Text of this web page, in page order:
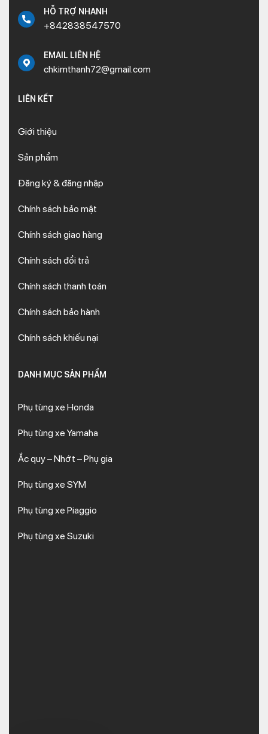
HỖ TRỢ NHANH
+842838547570
EMAIL LIÊN HỆ
chkimthanh72@gmail.com
LIÊN KẾT
Giới thiệu
Sản phẩm
Đăng ký & đăng nhập
Chính sách bảo mật
Chính sách giao hàng
Chính sách đổi trả
Chính sách thanh toán
Chính sách bảo hành
Chính sách khiếu nại
DANH MỤC SẢN PHẨM
Phụ tùng xe Honda
Phụ tùng xe Yamaha
Ắc quy – Nhớt – Phụ gia
Phụ tùng xe SYM
Phụ tùng xe Piaggio
Phụ tùng xe Suzuki